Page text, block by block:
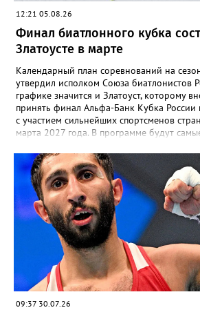
12:21 05.08.26
Финал биатлонного кубка
Златоусте в марте
Календарный план соревнований на
утвердил исполком Союза биатлонистов
графике значится и Златоуст, которому
принять финал Альфа-Банк Кубка России
с участием сильнейших спортсменов
марта 2027 года. В программе будут
09:37 30.07.26